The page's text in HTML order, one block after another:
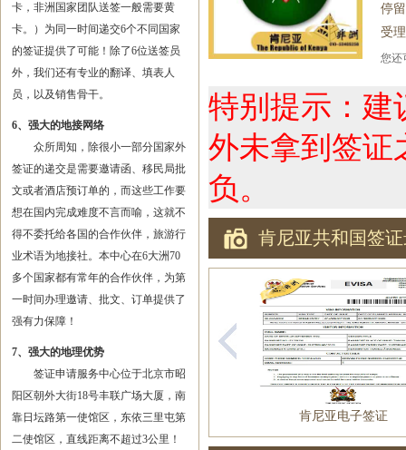
卡，非洲国家团队送签一般需要黄
卡。）为同一时间递交6个不同国家
的签证提供了可能！除了6位送签员
外，我们还有专业的翻译、填表人
员，以及销售骨干。
6、强大的地接网络
众所周知，除很小一部分国家外
签证的递交是需要邀请函、移民局批
文或者酒店预订单的，而这些工作要
想在国内完成难度不言而喻，这就不
得不委托给各国的合作伙伴，旅游行
业术语为地接社。本中心在6大洲70
多个国家都有常年的合作伙伴，为第
一时间办理邀请、批文、订单提供了
强有力保障！
7、强大的地理优势
签证申请服务中心位于北京市昭
阳区朝外大街18号丰联广场大厦，南
靠日坛路第一使馆区，东依三里屯第
二使馆区，直线距离不超过3公里！
停
受
您
特别提示：建
外未拿到签证
负。
肯尼亚共和国签
肯尼亚电子签证